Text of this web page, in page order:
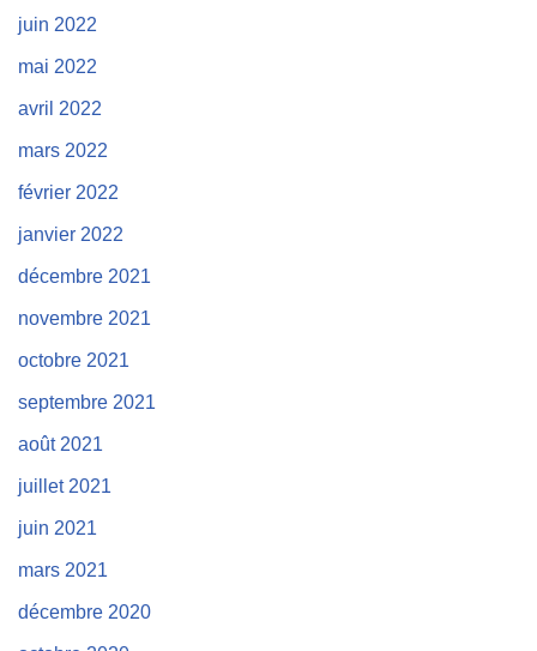
juin 2022
mai 2022
avril 2022
mars 2022
février 2022
janvier 2022
décembre 2021
novembre 2021
octobre 2021
septembre 2021
août 2021
juillet 2021
juin 2021
mars 2021
décembre 2020